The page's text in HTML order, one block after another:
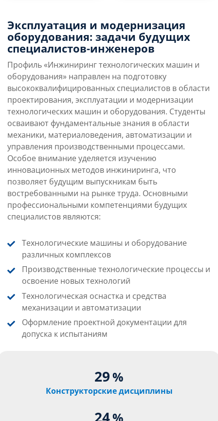
Условия поступления
направления
Эксплуатация и модернизация
оборудования: задачи будущих
специалистов-инженеров
Профиль «Инжиниринг технологических машин и
оборудования» направлен на подготовку
высококвалифицированных специалистов в области
проектирования, эксплуатации и модернизации
технологических машин и оборудования. Студенты
осваивают фундаментальные знания в области
механики, материаловедения, автоматизации и
управления производственными процессами.
Особое внимание уделяется изучению
инновационных методов инжиниринга, что
позволяет будущим выпускникам быть
востребованными на рынке труда. Основными
профессиональными компетенциями будущих
специалистов являются:
Технологические машины и оборудование
различных комплексов
Производственные технологические процессы и
освоение новых технологий
Технологическая оснастка и средства
механизации и автоматизации
Оформление проектной документации для
допуска к испытаниям
29%
Конструкторские дисциплины
24